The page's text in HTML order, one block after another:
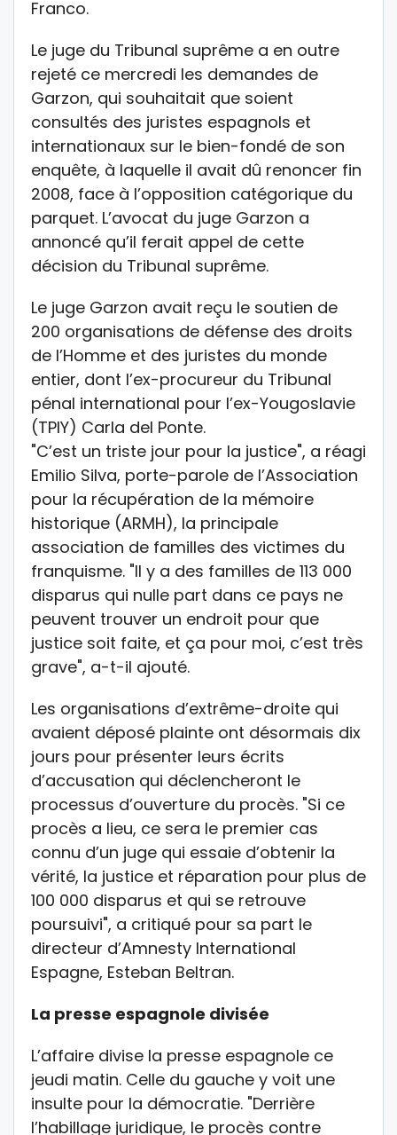
Franco.
Le juge du Tribunal suprême a en outre
rejeté ce mercredi les demandes de
Garzon, qui souhaitait que soient
consultés des juristes espagnols et
internationaux sur le bien-fondé de son
enquête, à laquelle il avait dû renoncer fin
2008, face à l’opposition catégorique du
parquet. L’avocat du juge Garzon a
annoncé qu’il ferait appel de cette
décision du Tribunal suprême.
Le juge Garzon avait reçu le soutien de
200 organisations de défense des droits
de l’Homme et des juristes du monde
entier, dont l’ex-procureur du Tribunal
pénal international pour l’ex-Yougoslavie
(TPIY) Carla del Ponte.
"C’est un triste jour pour la justice", a réagi
Emilio Silva, porte-parole de l’Association
pour la récupération de la mémoire
historique (ARMH), la principale
association de familles des victimes du
franquisme. "Il y a des familles de 113 000
disparus qui nulle part dans ce pays ne
peuvent trouver un endroit pour que
justice soit faite, et ça pour moi, c’est très
grave", a-t-il ajouté.
Les organisations d’extrême-droite qui
avaient déposé plainte ont désormais dix
jours pour présenter leurs écrits
d’accusation qui déclencheront le
processus d’ouverture du procès. "Si ce
procès a lieu, ce sera le premier cas
connu d’un juge qui essaie d’obtenir la
vérité, la justice et réparation pour plus de
100 000 disparus et qui se retrouve
poursuivi", a critiqué pour sa part le
directeur d’Amnesty International
Espagne, Esteban Beltran.
La presse espagnole divisée
L’affaire divise la presse espagnole ce
jeudi matin. Celle du gauche y voit une
insulte pour la démocratie. "Derrière
l’habillage juridique, le procès contre